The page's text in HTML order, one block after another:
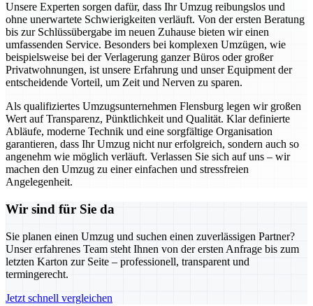
Unsere Experten sorgen dafür, dass Ihr Umzug reibungslos und
ohne unerwartete Schwierigkeiten verläuft. Von der ersten Beratung
bis zur Schlüssübergabe im neuen Zuhause bieten wir einen
umfassenden Service. Besonders bei komplexen Umzügen, wie
beispielsweise bei der Verlagerung ganzer Büros oder großer
Privatwohnungen, ist unsere Erfahrung und unser Equipment der
entscheidende Vorteil, um Zeit und Nerven zu sparen.
Als qualifiziertes Umzugsunternehmen Flensburg legen wir großen
Wert auf Transparenz, Pünktlichkeit und Qualität. Klar definierte
Abläufe, moderne Technik und eine sorgfältige Organisation
garantieren, dass Ihr Umzug nicht nur erfolgreich, sondern auch so
angenehm wie möglich verläuft. Verlassen Sie sich auf uns – wir
machen den Umzug zu einer einfachen und stressfreien
Angelegenheit.
Wir sind für Sie da
Sie planen einen Umzug und suchen einen zuverlässigen Partner?
Unser erfahrenes Team steht Ihnen von der ersten Anfrage bis zum
letzten Karton zur Seite – professionell, transparent und
termingerecht.
Jetzt schnell vergleichen